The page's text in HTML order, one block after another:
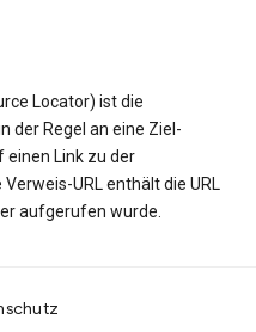
Locator) ist die
der Regel an eine Ziel-
einen Link zu der
URL enthält die URL
aufgerufen wurde.